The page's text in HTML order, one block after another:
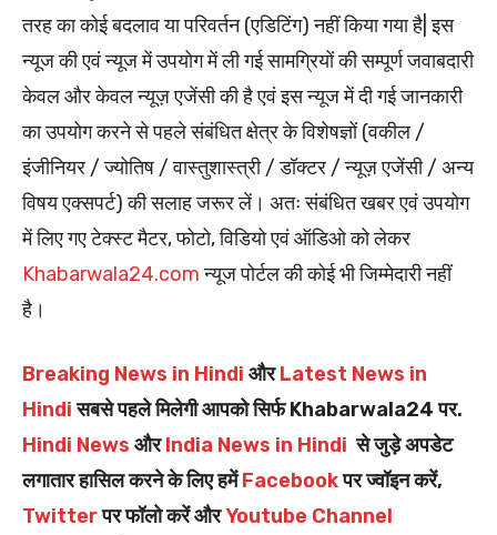
तरह का कोई बदलाव या परिवर्तन (एडिटिंग) नहीं किया गया है| इस
न्यूज की एवं न्यूज में उपयोग में ली गई सामग्रियों की सम्पूर्ण जवाबदारी
केवल और केवल न्यूज़ एजेंसी की है एवं इस न्यूज में दी गई जानकारी
का उपयोग करने से पहले संबंधित क्षेत्र के विशेषज्ञों (वकील /
इंजीनियर / ज्योतिष / वास्तुशास्त्री / डॉक्टर / न्यूज़ एजेंसी / अन्य
विषय एक्सपर्ट) की सलाह जरूर लें। अतः संबंधित खबर एवं उपयोग
में लिए गए टेक्स्ट मैटर, फोटो, विडियो एवं ऑडिओ को लेकर
Khabarwala24.comन्यूज पोर्टल की कोई भी जिम्मेदारी नहीं
है।
Breaking News in Hindi औरLatest News in
Hindiसबसे पहले मिलेगी आपको सिर्फ Khabarwala24 पर.
Hindi News औरIndia News in Hindi से जुड़े अपडेट
लगातार हासिल करने के लिए हमेंFacebookपर ज्वॉइन करें,
Twitterपर फॉलो करें औरYoutube Channel